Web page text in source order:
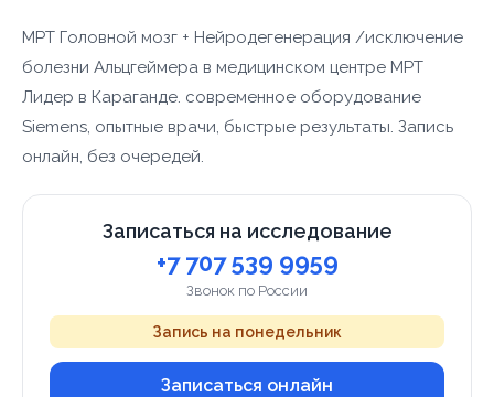
МРТ Головной мозг + Нейродегенерация /исключение
болезни Альцгеймера в медицинском центре МРТ
Лидер в Караганде. современное оборудование
Siemens, опытные врачи, быстрые результаты. Запись
онлайн, без очередей.
Записаться на исследование
+7 707 539 9959
Звонок по России
Запись на понедельник
Записаться онлайн